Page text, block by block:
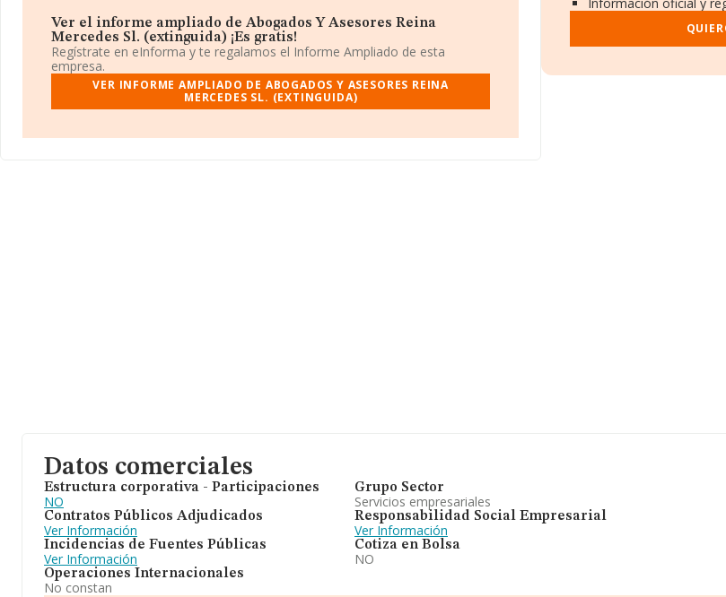
La compañíaAbogados y Asesores Reina Mercedes S.L. (extinguida)
B85720845, tiene su domicilio social establecido en Calle Reina Mercedes núm. 20 1
A, (28020), en el municipio de Madrid, Madrid.
En base a la información de la que dispone INFORMA sobre 28.030 compañías, a
nivel nacional la facturación asciende a 6.290 millones de euros y se estima que el
promedio de la facturación entre todas las empresas es de 224 mil euros. En relación
8265 empresas, cuyas ventas han alcanzado los 3.567 millones de euros.
Ver el informe ampliado de Abogados Y Asesores Reina
Mercedes Sl. (extinguida) ¡Es gratis!
Regístrate en eInforma y te regalamos el Informe Ampliado de esta
empresa.
VER INFORME AMPLIADO DE ABOGADOS Y ASESORES REINA
MERCEDES SL. (EXTINGUIDA)
Datos comerciales
Estructura corporativa - Participaciones
NO
Contratos Públicos Adjudicados
Ver Información
Incidencias de Fuentes Públicas
Ver Información
Operaciones Internacionales
No constan
Grupo Sector
Servicios empresariales
Responsabilidad Social Empresarial
Ver Información
Cotiza en Bolsa
NO